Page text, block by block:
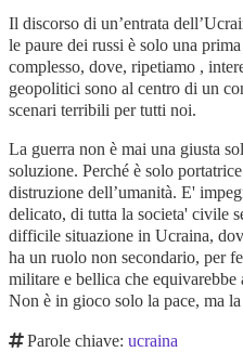
Il discorso di un’entrata
le paure dei russi è solo una
complesso, dove, ripetiamo ,
geopolitici sono al centro di un
scenari terribili per tutti noi.
La guerra non è mai una giusta
soluzione. Perché è solo
distruzione dell’umanità. E'
delicato, di tutta la societa' civile
difficile situazione in Ucraina,
ha un ruolo non secondario, per
militare e bellica che
Non è in gioco solo la pace, ma
Parole chiave:ucraina